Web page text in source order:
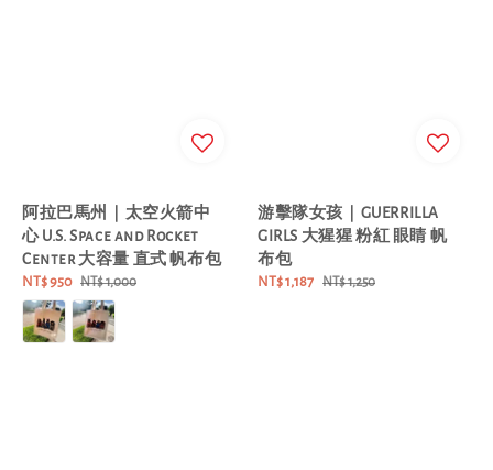
阿拉巴馬州｜太空火箭中
心 U.S. Space and Rocket
Center 大容量 直式 帆布包
Sale
price
NT$ 950 Regular
price
NT$ 1,000
游擊隊女孩｜GUERRILLA
GIRLS 大猩猩 粉紅 眼睛 帆
布包
Sale
NT$ 1,187 Regular
NT$ 1,250